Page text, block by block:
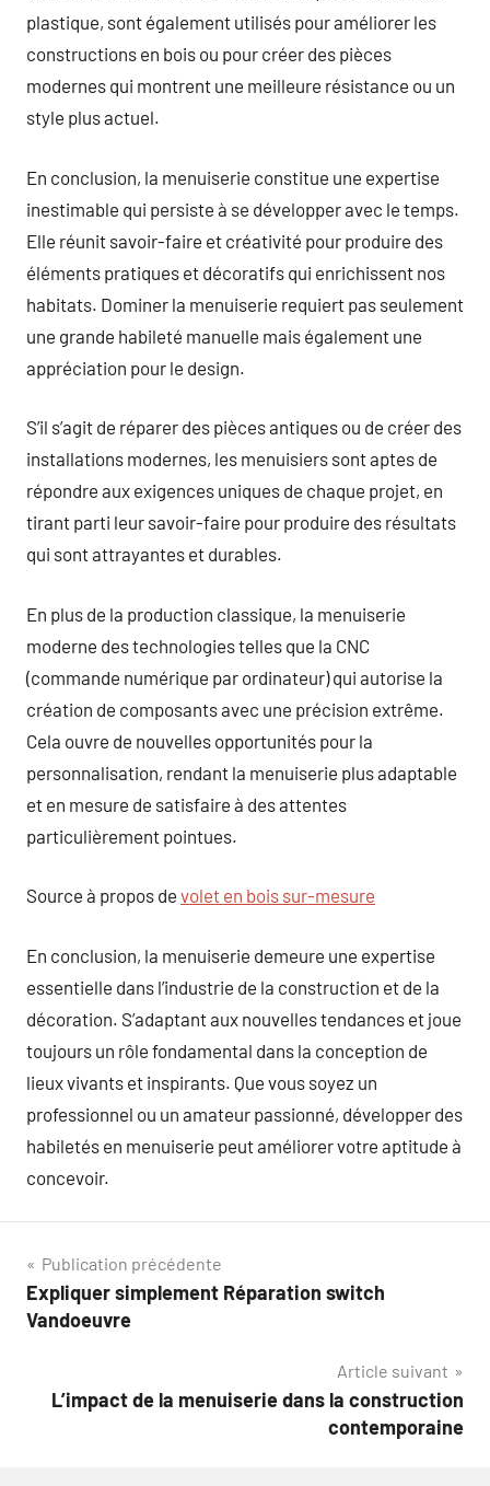
plastique, sont également utilisés pour améliorer les
constructions en bois ou pour créer des pièces
modernes qui montrent une meilleure résistance ou un
style plus actuel.
En conclusion, la menuiserie constitue une expertise
inestimable qui persiste à se développer avec le temps.
Elle réunit savoir-faire et créativité pour produire des
éléments pratiques et décoratifs qui enrichissent nos
habitats. Dominer la menuiserie requiert pas seulement
une grande habileté manuelle mais également une
appréciation pour le design.
S’il s’agit de réparer des pièces antiques ou de créer des
installations modernes, les menuisiers sont aptes de
répondre aux exigences uniques de chaque projet, en
tirant parti leur savoir-faire pour produire des résultats
qui sont attrayantes et durables.
En plus de la production classique, la menuiserie
moderne des technologies telles que la CNC
(commande numérique par ordinateur) qui autorise la
création de composants avec une précision extrême.
Cela ouvre de nouvelles opportunités pour la
personnalisation, rendant la menuiserie plus adaptable
et en mesure de satisfaire à des attentes
particulièrement pointues.
Source à propos de volet en bois sur-mesure
En conclusion, la menuiserie demeure une expertise
essentielle dans l’industrie de la construction et de la
décoration. S’adaptant aux nouvelles tendances et joue
toujours un rôle fondamental dans la conception de
lieux vivants et inspirants. Que vous soyez un
professionnel ou un amateur passionné, développer des
habiletés en menuiserie peut améliorer votre aptitude à
concevoir.
Navigation
de
Publication précédente
Expliquer simplement Réparation switch
Vandoeuvre
Article suivant
L’impact de la menuiserie dans la construction
contemporaine